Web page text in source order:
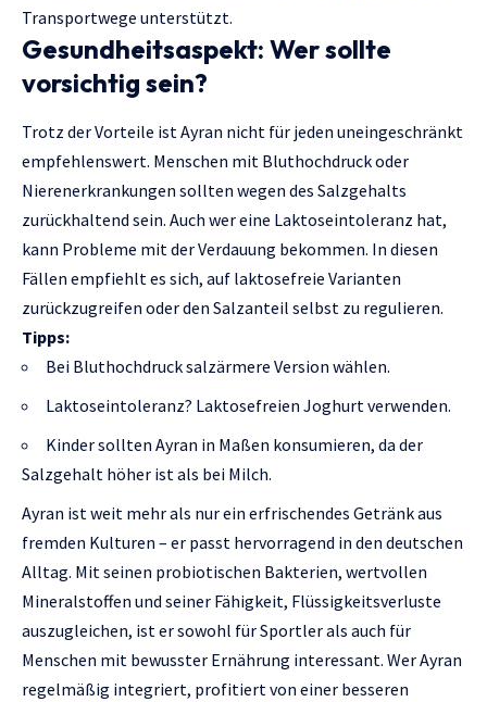
Transportwege unterstützt.
Gesundheitsaspekt: Wer sollte
vorsichtig sein?
Trotz der Vorteile ist Ayran nicht für jeden uneingeschränkt
empfehlenswert. Menschen mit Bluthochdruck oder
Nierenerkrankungen sollten wegen des Salzgehalts
zurückhaltend sein. Auch wer eine Laktoseintoleranz hat,
kann Probleme mit der Verdauung bekommen. In diesen
Fällen empfiehlt es sich, auf laktosefreie Varianten
zurückzugreifen oder den Salzanteil selbst zu regulieren.
Tipps:
Bei Bluthochdruck salzärmere Version wählen.
Laktoseintoleranz? Laktosefreien Joghurt verwenden.
Kinder sollten Ayran in Maßen konsumieren, da der
Salzgehalt höher ist als bei Milch.
Ayran ist weit mehr als nur ein erfrischendes Getränk aus
fremden Kulturen – er passt hervorragend in den deutschen
Alltag. Mit seinen probiotischen Bakterien, wertvollen
Mineralstoffen und seiner Fähigkeit, Flüssigkeitsverluste
auszugleichen, ist er sowohl für Sportler als auch für
Menschen mit bewusster Ernährung interessant. Wer Ayran
regelmäßig integriert, profitiert von einer besseren